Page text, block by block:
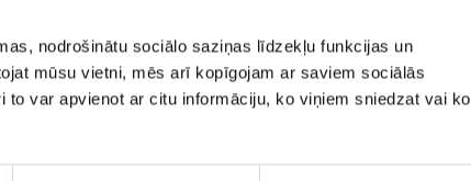
nodrošinātu sociālo saziņas līdzekļu funkcijas un
mūsu vietni, mēs arī kopīgojam ar saviem sociālās
var apvienot ar citu informāciju, ko viņiem sniedzat vai ko
deals first!